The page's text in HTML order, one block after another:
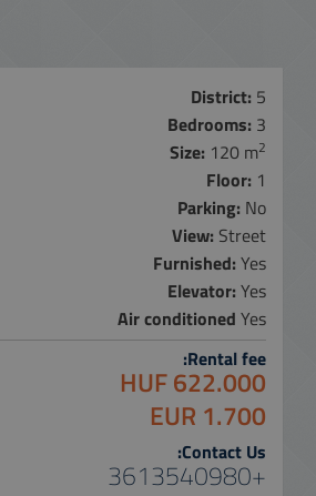
District: 5
Bedrooms: 3
Size: 120 m2
Floor: 1
Parking: No
View: Street
Furnished: Yes
Elevator: Yes
Air conditioned Yes
Rental fee:
622.000 HUF
1.700 EUR
Contact Us:
+3613540980